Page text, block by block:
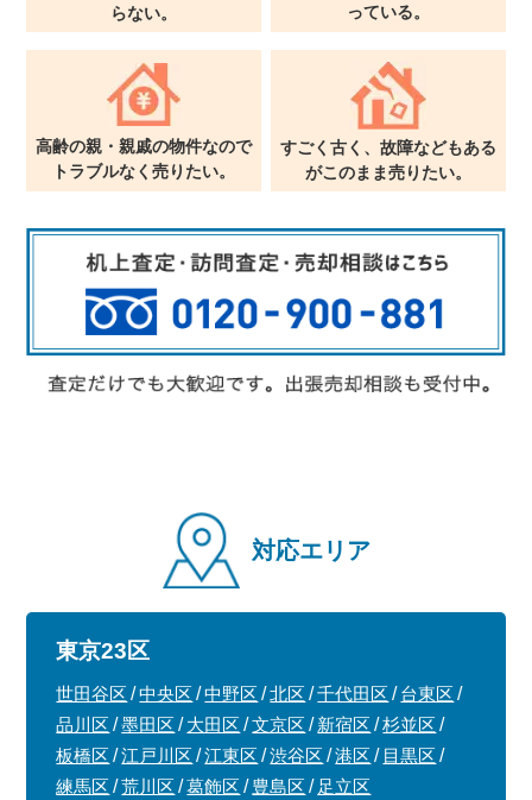
らない。
っている。
高齢の親・親戚の物件なので
トラブルなく売りたい。
すごく古く、故障などもある
がこのまま売りたい。
対応エリア
東京23区
世田谷区 中央区 中野区 北区 千代田区
台東区
品川区
墨田区 大田区 文京区 新宿区
杉並区
板橋区
江戸川区 江東区 渋谷区 港区
目黒区
練馬区
荒川区 葛飾区 豊島区 足立区